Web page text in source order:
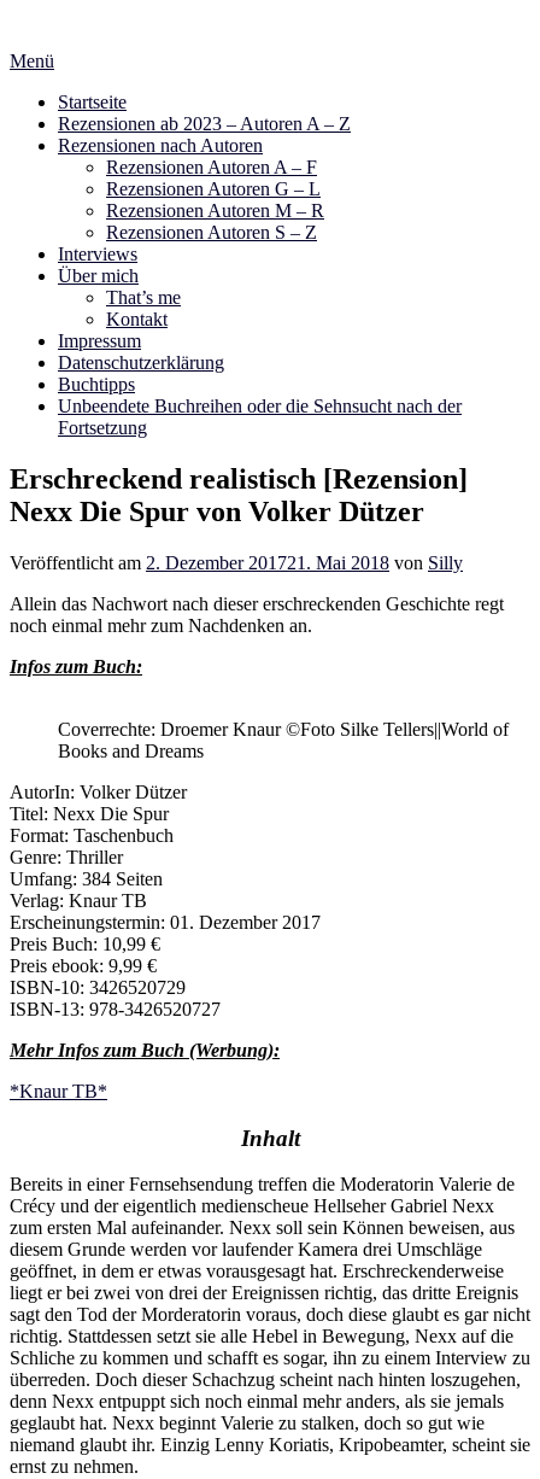
springen
Menü
Startseite
Rezensionen ab 2023 – Autoren A – Z
Rezensionen nach Autoren
Rezensionen Autoren A – F
Rezensionen Autoren G – L
Rezensionen Autoren M – R
Rezensionen Autoren S – Z
Interviews
Über mich
That’s me
Kontakt
Impressum
Datenschutzerklärung
Buchtipps
Unbeendete Buchreihen oder die Sehnsucht nach der
Fortsetzung
Erschreckend realistisch [Rezension]
Nexx Die Spur von Volker Dützer
Veröffentlicht am 2. Dezember 201721. Mai 2018 von Silly
Allein das Nachwort nach dieser erschreckenden Geschichte regt
noch einmal mehr zum Nachdenken an.
Infos zum Buch:
Coverrechte: Droemer Knaur ©Foto Silke Tellers||World of
Books and Dreams
AutorIn: Volker Dützer
Titel: Nexx Die Spur
Format: Taschenbuch
Genre: Thriller
Umfang: 384 Seiten
Verlag: Knaur TB
Erscheinungstermin: 01. Dezember 2017
Preis Buch: 10,99 €
Preis ebook: 9,99 €
ISBN-10: 3426520729
ISBN-13: 978-3426520727
Mehr Infos zum Buch (Werbung):
*Knaur TB*
Inhalt
Bereits in einer Fernsehsendung treffen die Moderatorin Valerie de
Crécy und der eigentlich medienscheue Hellseher Gabriel Nexx
zum ersten Mal aufeinander. Nexx soll sein Können beweisen, aus
diesem Grunde werden vor laufender Kamera drei Umschläge
geöffnet, in dem er etwas vorausgesagt hat. Erschreckenderweise
liegt er bei zwei von drei der Ereignissen richtig, das dritte Ereignis
sagt den Tod der Morderatorin voraus, doch diese glaubt es gar nicht
richtig. Stattdessen setzt sie alle Hebel in Bewegung, Nexx auf die
Schliche zu kommen und schafft es sogar, ihn zu einem Interview zu
überreden. Doch dieser Schachzug scheint nach hinten loszugehen,
denn Nexx entpuppt sich noch einmal mehr anders, als sie jemals
geglaubt hat. Nexx beginnt Valerie zu stalken, doch so gut wie
niemand glaubt ihr. Einzig Lenny Koriatis, Kripobeamter, scheint sie
ernst zu nehmen.